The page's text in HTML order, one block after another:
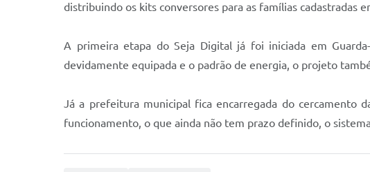
distribuindo os kits conversores para as famílias cadastradas
A primeira etapa do Seja Digital já foi iniciada em
devidamente equipada e o padrão de energia, o projeto
Já a prefeitura municipal fica encarregada do cercamento
funcionamento, o que ainda não tem prazo definido, o